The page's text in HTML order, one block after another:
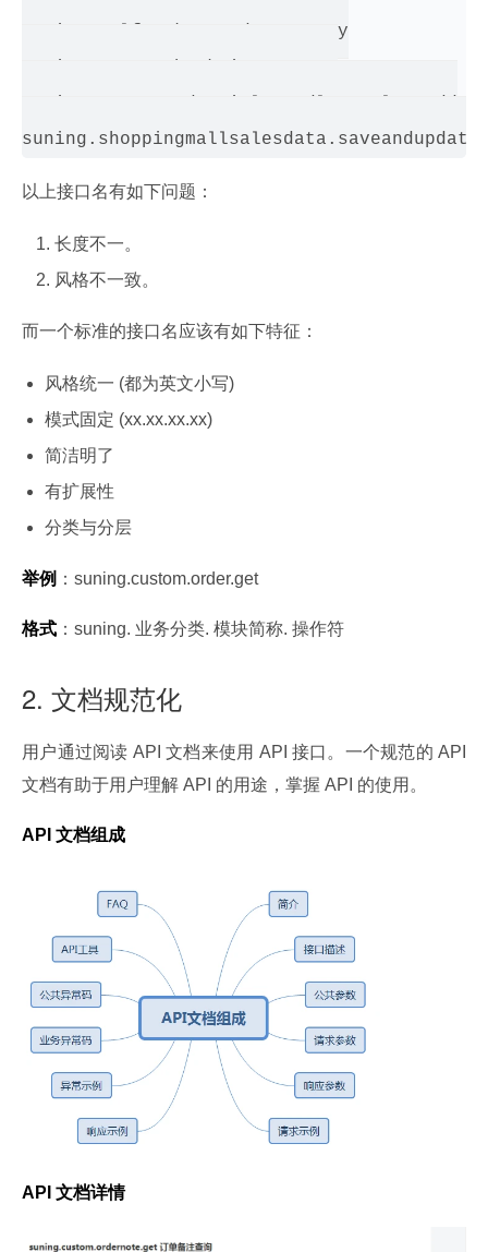
suning.selfmarket.order1.query
以上接口名有如下问题：
长度不一。
风格不一致。
而一个标准的接口名应该有如下特征：
风格统一 (都为英文小写)
模式固定 (xx.xx.xx.xx)
简洁明了
有扩展性
分类与分层
举例 ：suning.custom.order.get
格式 ：suning. 业务分类. 模块简称. 操作符
2. 文档规范化
用户通过阅读 API 文档来使用 API 接口。一个规范的 API
文档有助于用户理解 API 的用途，掌握 API 的使用。
API 文档组成
API 文档详情